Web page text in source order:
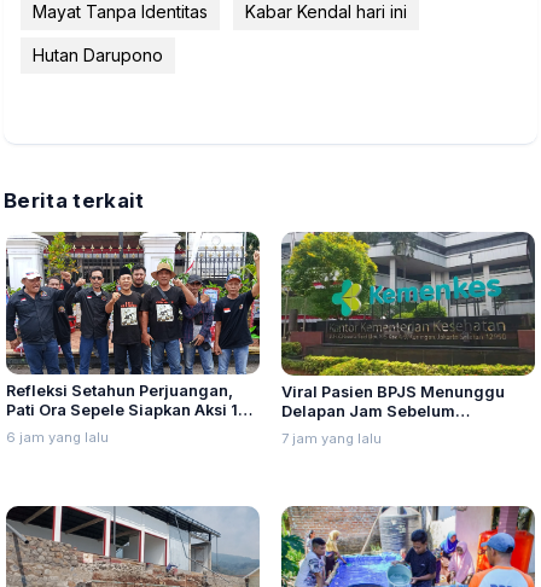
Mayat Tanpa Identitas Kabar Kendal hari ini
Hutan Darupono
Berita terkait
Refleksi Setahun Perjuangan,
Pati Ora Sepele Siapkan Aksi 10–
13 Agustus
6 jam yang lalu
Viral Pasien BPJS Menunggu
Delapan Jam Sebelum
Meninggal, Ini Penjelasan
Kemenkes
7 jam yang lalu